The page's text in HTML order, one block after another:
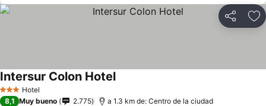
Compartir
3 Estrellas
Hotel
Intersur Colon HotelVer precios
8,1 Muy bueno 2.775 a 1.3 km de: Centro de la ciudad